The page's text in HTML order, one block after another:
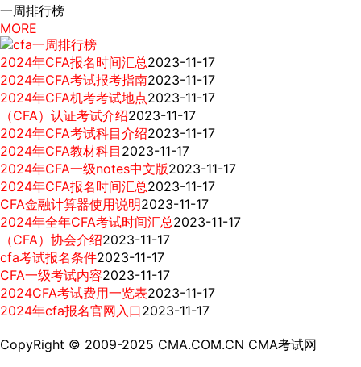
一周排行榜
MORE
2024年CFA报名时间汇总2023-11-17
2024年CFA考试报考指南2023-11-17
2024年CFA机考考试地点2023-11-17
（CFA）认证考试介绍2023-11-17
2024年CFA考试科目介绍2023-11-17
2024年CFA教材科目 2023-11-17
2024年CFA一级notes中文版2023-11-17
2024年CFA报名时间汇总2023-11-17
CFA金融计算器使用说明2023-11-17
2024年全年CFA考试时间汇总2023-11-17
（CFA）协会介绍2023-11-17
cfa考试报名条件2023-11-17
CFA一级考试内容2023-11-17
2024CFA考试费用一览表2023-11-17
2024年cfa报名官网入口2023-11-17
CopyRight © 2009-2025 CMA.COM.CN CMA考试网